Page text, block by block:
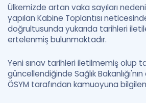
Ülkemizde artan vaka sayıları
yapılan Kabine Toplantısı
doğrultusunda yukarıda tarihleri
ertelenmiş bulunmaktadır.
Yeni sınav tarihleri iletilmemiş olup
güncellendiğinde Sağlık
ÖSYM tarafından kamuoyuna